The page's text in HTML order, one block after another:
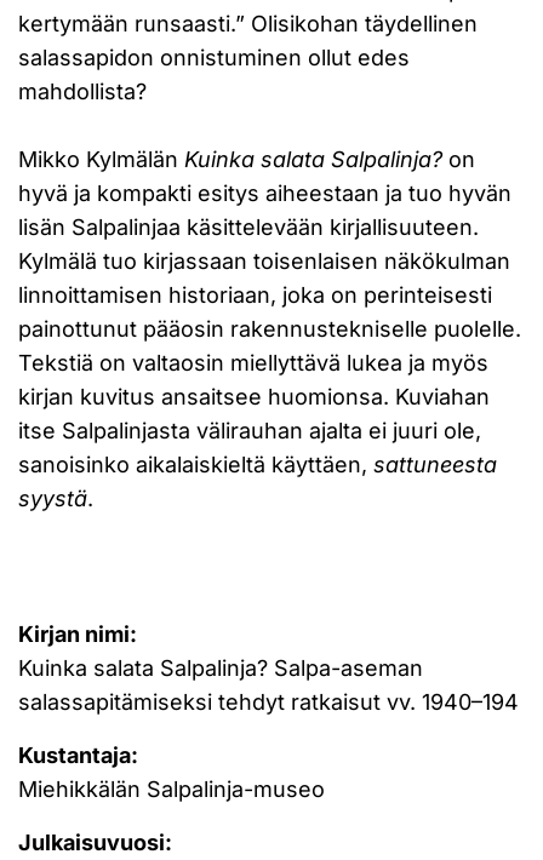
kertymään runsaasti.” Olisikohan täydellinen
salassapidon onnistuminen ollut edes
mahdollista?
Mikko Kylmälän Kuinka salata Salpalinja?on
hyvä ja kompakti esitys aiheestaan ja tuo hyvän
lisän Salpalinjaa käsittelevään kirjallisuuteen.
Kylmälä tuo kirjassaan toisenlaisen näkökulman
linnoittamisen historiaan, joka on perinteisesti
painottunut pääosin rakennustekniselle puolelle.
Tekstiä on valtaosin miellyttävä lukea ja myös
kirjan kuvitus ansaitsee huomionsa. Kuviahan
itse Salpalinjasta välirauhan ajalta ei juuri ole,
sanoisinko aikalaiskieltä käyttäen, sattuneesta
syystä.
Kirjan nimi:
Kuinka salata Salpalinja? Salpa-aseman
salassapitämiseksi tehdyt ratkaisut vv. 1940–194
Kustantaja:
Miehikkälän Salpalinja-museo
Julkaisuvuosi: